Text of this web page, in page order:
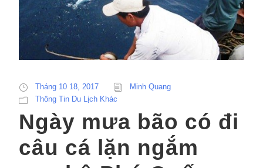
Tháng 10 18, 2017
Minh Quang
Thông Tin Du Lịch Khác
Ngày mưa bão có đi
câu cá lặn ngắm